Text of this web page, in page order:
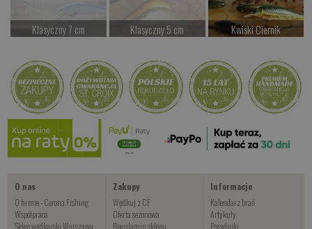
Klasyczny 7 cm
Kup teraz >
Klasyczny 5 cm
Kup teraz >
Kwiski Ciernik
Kup teraz >
Kwiski Raster
od 42.00 PLN
Kup teraz >
O nas
O firmie - Corona Fishing
Współpraca
Sklep wędkarski Warszawa
Zakupy
Wędkuj z CF
Oferta sezonowa
Regulamin sklepu
Informacje
Kalendarz brań
Artykuły
Poradniki